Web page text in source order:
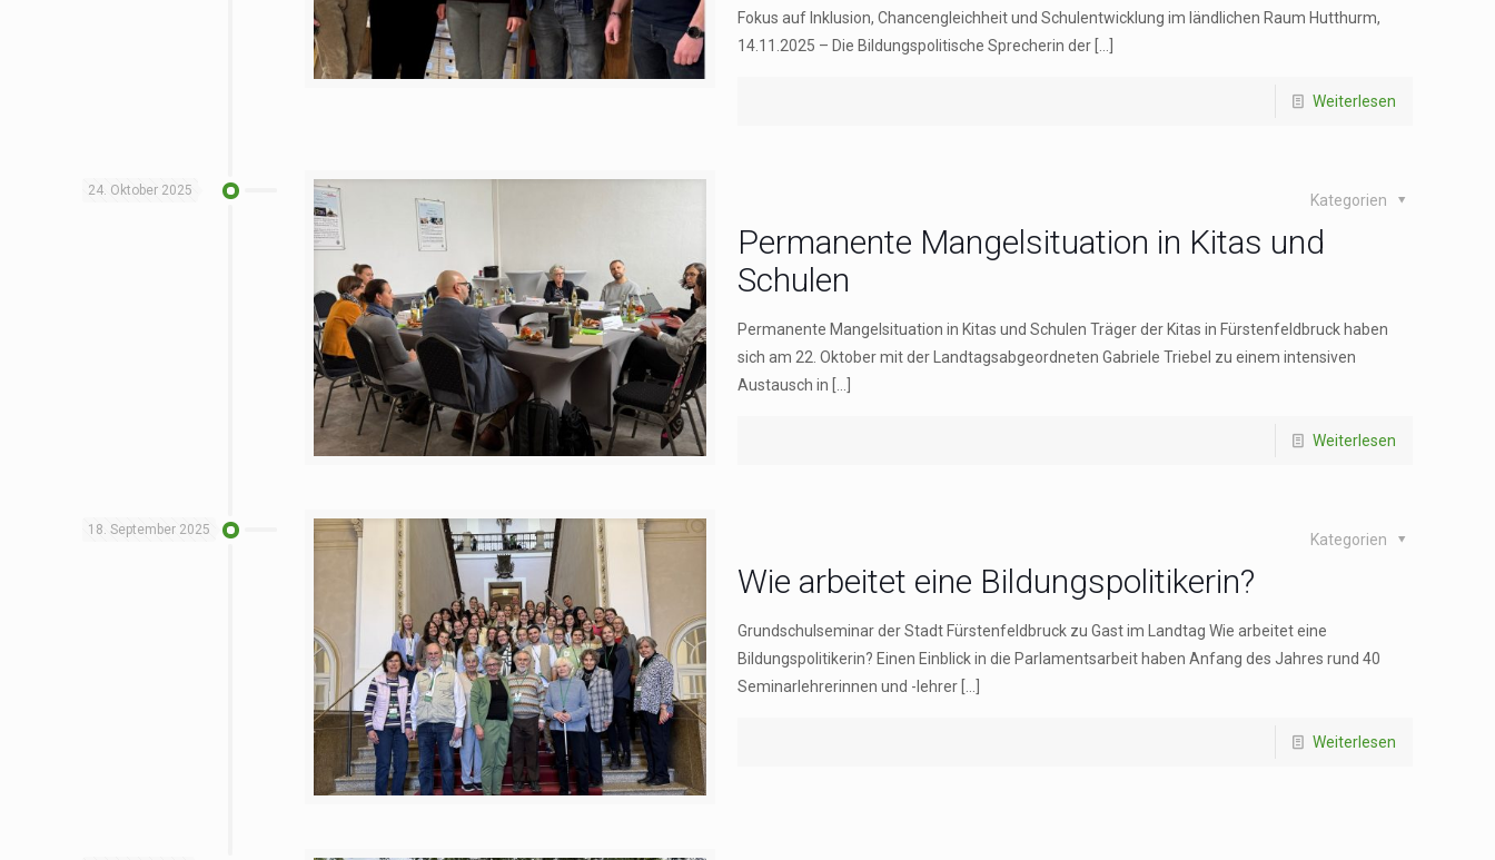
Fokus auf Inklusion, Chancengleichheit und Schulentwicklung im ländlichen Raum Hutthurm,
14.11.2025 – Die Bildungspolitische Sprecherin der[…]
Weiterlesen
24. Oktober 2025
Kategorien
Permanente Mangelsituation in Kitas und
Schulen
Permanente Mangelsituation in Kitas und Schulen Träger der Kitas in Fürstenfeldbruck haben
sich am 22. Oktober mit der Landtagsabgeordneten Gabriele Triebel zu einem intensiven
Austausch in
Weiterlesen
18. September 2025
Kategorien
Wie arbeitet eine Bildungspolitikerin?
Grundschulseminar der Stadt Fürstenfeldbruck zu Gast im Landtag Wie arbeitet eine
Bildungspolitikerin? Einen Einblick in die Parlamentsarbeit haben Anfang des Jahres rund 40
Seminarlehrerinnen und -lehrer[…]
Weiterlesen